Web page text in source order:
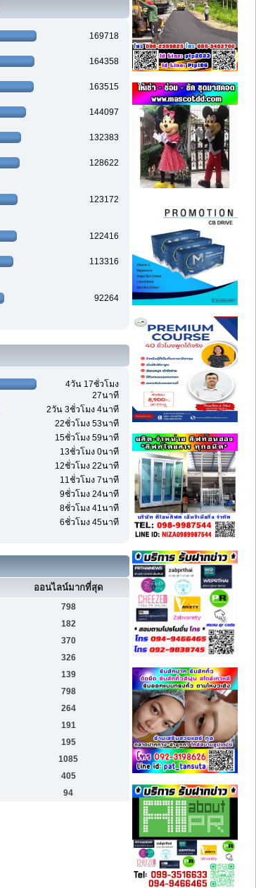
169718
164358
163515
144097
132383
128622
123172
122416
113316
92264
4วัน 17ชั่วโมง
27นาที
2วัน 3ชั่วโมง 4นาที
22ชั่วโมง 53นาที
15ชั่วโมง 59นาที
13ชั่วโมง 0นาที
12ชั่วโมง 22นาที
11ชั่วโมง 7นาที
9ชั่วโมง 24นาที
8ชั่วโมง 41นาที
6ชั่วโมง 45นาที
ออนไลน์มากที่สุด
798
182
370
326
139
798
264
191
195
1085
405
94